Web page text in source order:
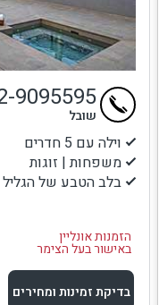
וילה עם 5 חדרים
משפחות | זוגות
בלב הטבע של
הזמנות אונליין
באישור בעל הצימר
9095595
שובל
בדיקת זמינות ומחירים